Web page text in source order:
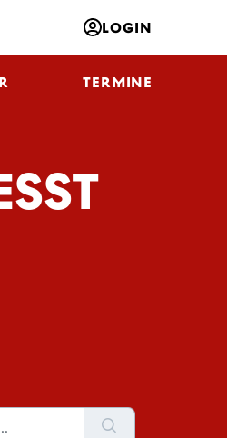
LOGIN
TERMINE
S